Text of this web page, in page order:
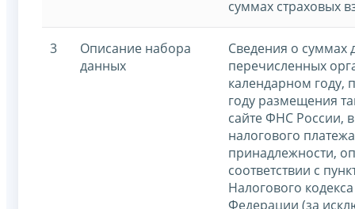
суммах страховых
3
Описание набора
данных
Сведения о суммах
перечисленных
календарном
году размещения
сайте ФНС России,
налогового
принадлежности,
соответствии с
Налогового
Федерации (за